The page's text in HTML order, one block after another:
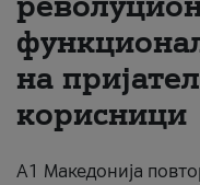
За нас
#ПодобарОнлајн
на
корисници
А1 Македонија